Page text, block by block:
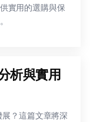
實用的選購與保
析與實用
？這篇文章將深